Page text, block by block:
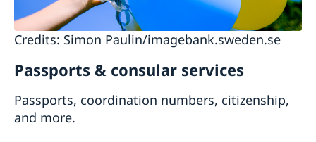
Credits: Simon Paulin/imagebank.sweden.se
Passports & consular services
Passports, coordination numbers, citizenship,
and more.